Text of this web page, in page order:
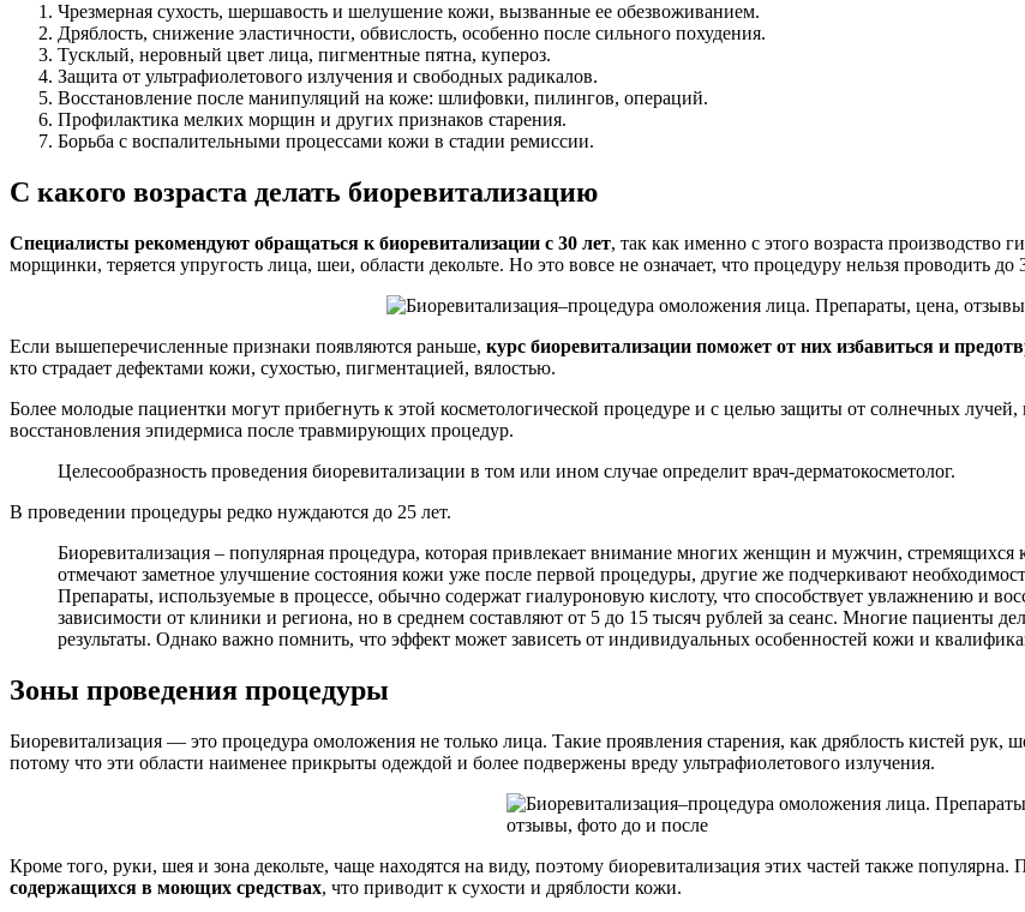
Чрезмерная сухость, шершавость и шелушение кожи, вызванные ее обезвоживанием.
Дряблость, снижение эластичности, обвислость, особенно после сильного похудения.
Тусклый, неровный цвет лица, пигментные пятна, купероз.
Защита от ультрафиолетового излучения и свободных радикалов.
Восстановление после манипуляций на коже: шлифовки, пилингов, операций.
Профилактика мелких морщин и других признаков старения.
Борьба с воспалительными процессами кожи в стадии ремиссии.
С какого возраста делать биоревитализацию
Специалисты рекомендуют обращаться к биоревитализации с 30 лет, так как именно с этого возраста
морщинки, теряется упругость лица, шеи, области декольте. Но это вовсе не означает, что процедуру нельзя проводить до
Если вышеперечисленные признаки появляются раньше, курс биоревитализации поможет от них избавиться и
кто страдает дефектами кожи, сухостью, пигментацией, вялостью.
Более молодые пациентки могут прибегнуть к этой косметологической процедуре и с целью защиты от солнечных
восстановления эпидермиса после травмирующих процедур.
Целесообразность проведения биоревитализации в том или ином случае определит врач-дерматокосметолог.
В проведении процедуры редко нуждаются до 25 лет.
Биоревитализация – популярная процедура, которая привлекает внимание многих женщин и мужчин,
отмечают заметное улучшение состояния кожи уже после первой процедуры, другие же подчеркивают
Препараты, используемые в процессе, обычно содержат гиалуроновую кислоту, что способствует увлажнению и
зависимости от клиники и региона, но в среднем составляют от 5 до 15 тысяч рублей за сеанс. Многие пациенты
результаты. Однако важно помнить, что эффект может зависеть от индивидуальных особенностей кожи и
Зоны проведения процедуры
Биоревитализация — это процедура омоложения не только лица. Такие проявления старения, как дряблость кистей рук,
потому что эти области наименее прикрыты одеждой и более подвержены вреду ультрафиолетового излучения.
Кроме того, руки, шея и зона декольте, чаще находятся на виду, поэтому биоревитализация этих частей также популярна.
содержащихся в моющих средствах, что приводит к сухости и дряблости кожи.